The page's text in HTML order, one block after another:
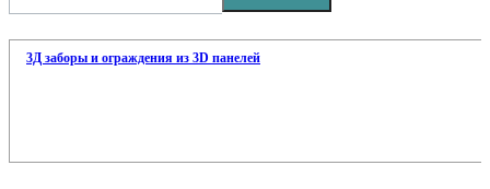
3Д заборы и ограждения из 3D панелей